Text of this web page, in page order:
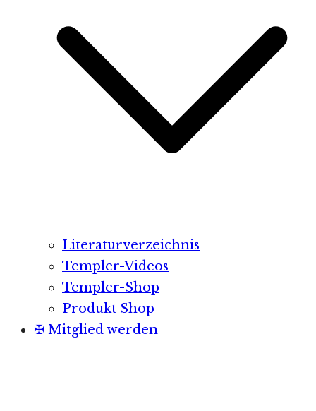
Literaturverzeichnis
Templer-Videos
Templer-Shop
Produkt Shop
✠ Mitglied werden